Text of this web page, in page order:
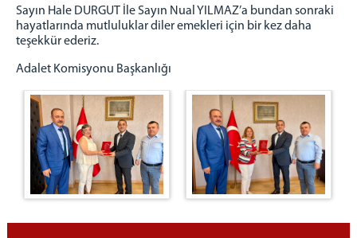
Lojmanlar
Yargı Çevremiz
KOMİSYON
Adalet Komisyonu Başkanı
Adalet Komisyonu Üyeleri
Mahkemeler
BAŞSAVCILIK
Cumhuriyet Başsavcısı
Sayın Hale DURGUT İle Sayın Nual YILMAZ’a bundan sonraki
hayatlarında mutluluklar diler emekleri için bir kez daha
teşekkür ederiz.
Adalet Komisyonu Başkanlığı